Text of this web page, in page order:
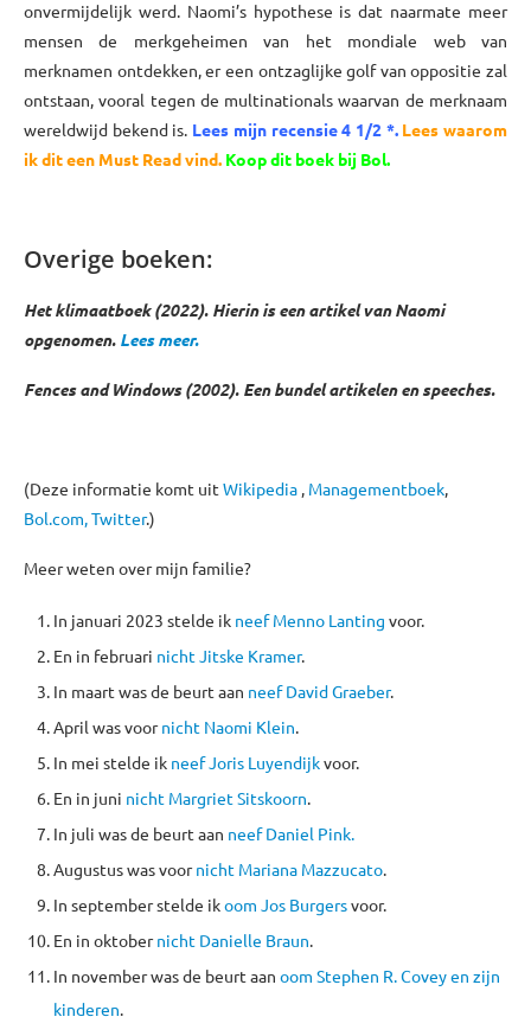
onvermijdelijk werd. Naomi’s hypothese is dat naarmate meer
mensen de merkgeheimen van het mondiale web van
merknamen ontdekken, er een ontzaglijke golf van oppositie zal
ontstaan, vooral tegen de multinationals waarvan de merknaam
wereldwijd bekend is. Lees mijn recensie 4 1/2 *. Lees waarom
ik dit een Must Read vind. Koop dit boek bij Bol.
Overige boeken:
Het klimaatboek (2022). Hierin is een artikel van Naomi
opgenomen. Lees meer.
Fences and Windows (2002). Een bundel artikelen en speeches.
(Deze informatie komt uit Wikipedia , Managementboek,
Bol.com,Twitter.)
Meer weten over mijn familie?
In januari 2023 stelde ik neef Menno Lanting voor.
En in februari nicht Jitske Kramer.
In maart was de beurt aan neef David Graeber.
April was voornicht Naomi Klein.
In mei stelde ik neef Joris Luyendijkvoor.
En in juni nicht Margriet Sitskoorn.
In juli was de beurt aan neef Daniel Pink.
Augustus was voornicht Mariana Mazzucato.
In september stelde ikoom Jos Burgersvoor.
En in oktobernicht Danielle Braun.
In november was de beurt aan oom Stephen R. Covey en zijn
kinderen.